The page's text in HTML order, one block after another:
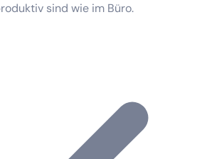
sind wie im Büro.